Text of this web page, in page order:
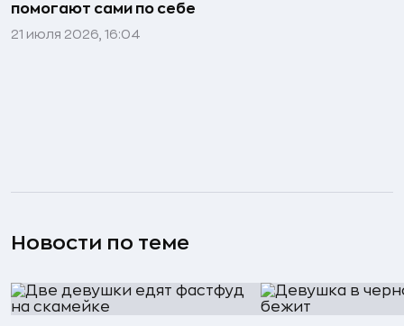
помогают сами по себе
21 июля 2026, 16:04
Новости по теме